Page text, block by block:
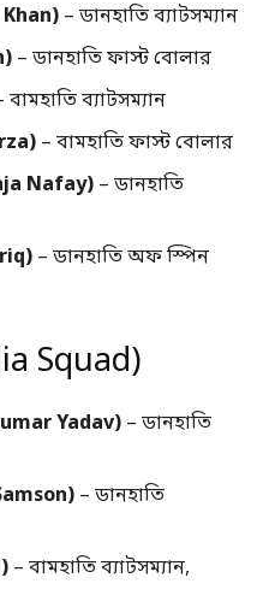
– ডানহাতি ব্যাটসম্যান
– ডানহাতি ফাস্ট বোলার
বামহাতি ব্যাটসম্যান
– বামহাতি ফাস্ট বোলার
Nafay) – ডানহাতি
– ডানহাতি অফ স্পিন
Squad)
Yadav) – ডানহাতি
– ডানহাতি
– বামহাতি ব্যাটসম্যান,